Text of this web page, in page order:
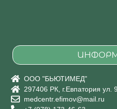
ООО "БЬЮТИМЕД"
297406 РК, г.Евпатория ул.
medcentr.efimov@mail.ru